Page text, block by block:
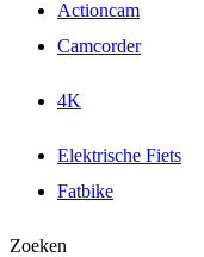
Actioncam
Camcorder
4K
Elektrische Fiets
Fatbike
Zoeken